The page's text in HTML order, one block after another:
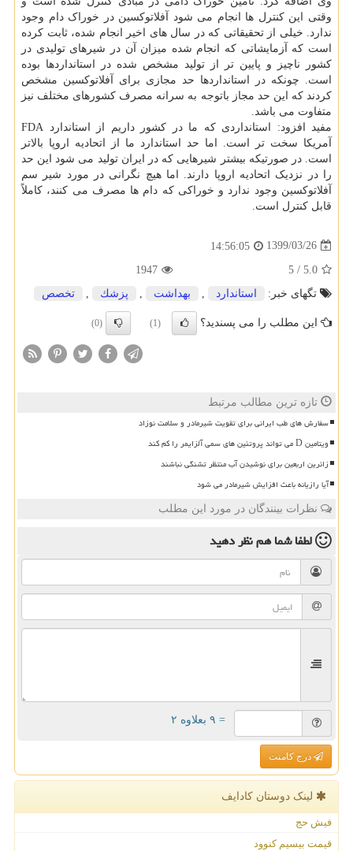
وقتی این کنترل ها انجام می شود آفلاتوکسین در خوراک دام وجود
ندارد. خیلی از تحقیقاتی که در سال های اخیر انجام شده، ثابت کرده
است که آزمایشاتی که انجام شده میزان آن در شیرهای تولیدی در
کشور ناچیز و پایین تر از تولید مشخص شده در استانداردها بوده
است. چونکه در استانداردها حد مجازی برای آفلاتوکسین مشخص
کردند که این حد مجاز باتوجه به سرانه مصرف کشورهای مختلف نیز
متفاوت می باشد.
مفید افزود: استانداردی که ما در کشور داریم از استاندارد FDA
آمریکا سخت تر است. اما حد استاندارد ما از اتحادیه اروپا بالاتر
است. در صورتیکه بیشتر شیرهایی که در ایران تولید می شود این حد
را در نزدیک اتحادیه اروپا دارند. اما هیچ نگرانی در مورد شیر سم
آفلاتوکسین وجود ندارد و خوراکی که دام ها مصرف می کنند، کاملاً
قابل کنترل است.
1399/03/26
14:56:05
5.0
/
5
1947
تگهای خبر:
استاندارد , بهداشت , پزشك , تخصص
این مطلب را می پسندید؟ (1)
(0)
تازه ترین مطالب مرتبط
سفارش های طب ایرانی برای تقویت شیرمادر و سلامت نوزاد
ویتامین D می تواند پروتئین های سمی آلزایمر را کم کند
زائرین اربعین برای نوشیدن آب منتظر تشنگی نباشند
آیا رازیانه باعث افزایش شیرمادر می شود
نظرات بینندگان در مورد این مطلب
لطفا شما همنظر دهید
= ۹ بعلاوه ۲
درج کامنت
لینک دوستان كادایف
فیش حج
قیمت بیسیم کنوود